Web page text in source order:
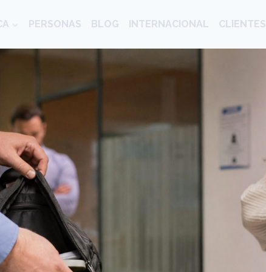
PERSONAS BLOG INTERNACIONAL CLIENTES